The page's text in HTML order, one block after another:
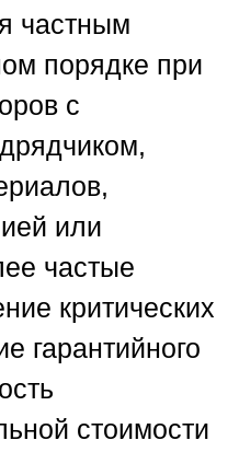
частным
порядке при
с
или
частые
критических
гарантийного
стоимости